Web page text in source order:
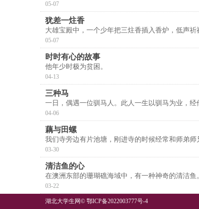
05-07
犹差一炷香
大雄宝殿中，一个少年把三炷香插入香炉，低声
05-07
时时有心的故事
他年少时极为贫困。
04-13
三种马
一日，偶遇一位驯马人。此人一生以驯马为业，经
04-06
藕与田螺
我们寺旁边有片池塘，刚进寺的时候经常和师弟
03-30
清洁鱼的心
在澳洲东部的珊瑚礁海域中，有一种神奇的清洁
03-22
湖北大学生网© 鄂ICP备2022003777号-4